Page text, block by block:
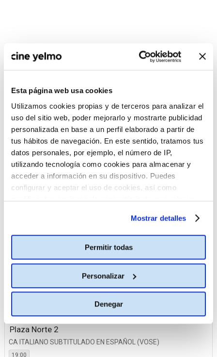
Esta página web usa cookies
Utilizamos cookies propias y de terceros para analizar el
uso del sitio web, poder mejorarlo y mostrarte publicidad
personalizada en base a un perfil elaborado a partir de
tus hábitos de navegación. En este sentido, tratamos tus
datos personales, por ejemplo, el número de IP,
utilizando tecnología como cookies para almacenar y
acceder a información en su dispositivo. Puedes
configurar y aceptar el uso de cookies, así como
modificar tus opciones de consentimiento en cualquier
Mostrar detalles
Permitir todas
Personalizar
Denegar
Madrid
Ideal
La Vaguada
Plaza Norte 2
Planetocio
TresAguas
CA ITALIANO SUBTITULADO EN ESPAÑOL (VOSE)
La Vaguada
Plaza Norte 2
CA ITALIANO SUBTITULADO EN ESPAÑOL (VOSE)
19:00